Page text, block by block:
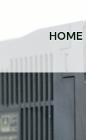
HOME